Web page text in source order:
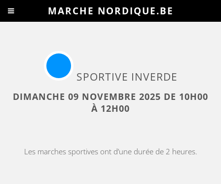
SPORTIVE INVERDE
DIMANCHE 09 NOVEMBRE 2025 DE 10H00
À 12H00
Les marches sportives ont d’une durée de 2 heures.
MARCHE NORDIQUE.BE